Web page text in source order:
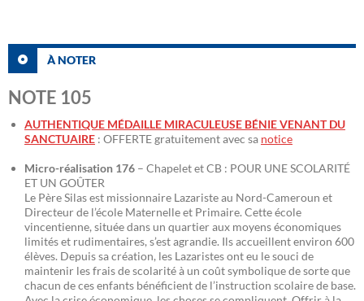
À NOTER
NOTE 105
AUTHENTIQUE MÉDAILLE MIRACULEUSE BÉNIE VENANT DU
SANCTUAIRE : OFFERTE gratuitement avec sa notice
Micro-réalisation 176 – Chapelet et CB : POUR UNE SCOLARITÉ
ET UN GOÛTER
Le Père Silas est missionnaire Lazariste au Nord-Cameroun et
Directeur de l’école Maternelle et Primaire. Cette école
vincentienne, située dans un quartier aux moyens économiques
limités et rudimentaires, s’est agrandie. Ils accueillent environ 600
élèves. Depuis sa création, les Lazaristes ont eu le souci de
maintenir les frais de scolarité à un coût symbolique de sorte que
chacun de ces enfants bénéficient de l’instruction scolaire de base.